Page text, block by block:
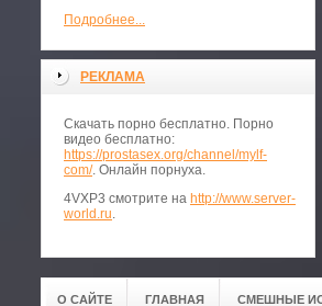
Подробнее...
РЕКЛАМА
Скачать порно бесплатно. Порно
видео бесплатно:
https://prostasex.org/channel/mylf-
com/. Онлайн порнуха.
4VXP3 смотрите на http://www.server-
world.ru.
О САЙТЕ ГЛАВНАЯ СМЕШНЫЕ